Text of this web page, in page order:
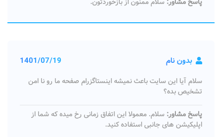
بدون نام 1401/07/19
سلام آیا این سایت باعث نمیشه اینستاگزرام صفحه ما رو نا امن
تشخیص بده؟
پاسخ مشاور: سلام. معمولا این اتفاق زمانی رخ میده که شما از
اپلیکیشن های جانبی استفاده کنید.